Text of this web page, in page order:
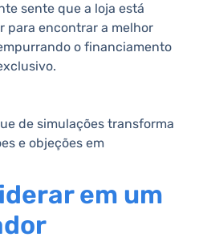
sente que a loja está
para encontrar a melhor
o financiamento
de simulações transforma
e objeções em
em um